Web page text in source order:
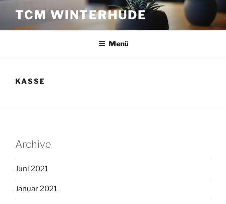
Inhalt
springen
TCM WINTERHUDE
Menü
KASSE
Archive
Juni 2021
Januar 2021